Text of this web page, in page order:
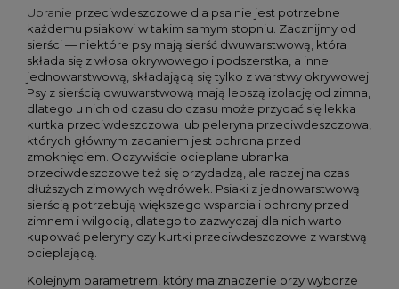
Ubranie przeciwdeszczowe dla psa nie jest potrzebne
każdemu psiakowi w takim samym stopniu. Zacznijmy od
sierści — niektóre psy mają sierść dwuwarstwową, która
składa się z włosa okrywowego i podszerstka, a inne
jednowarstwową, składającą się tylko z warstwy okrywowej.
Psy z sierścią dwuwarstwową mają lepszą izolację od zimna,
dlatego u nich od czasu do czasu może przydać się lekka
kurtka przeciwdeszczowa lub peleryna przeciwdeszczowa,
których głównym zadaniem jest ochrona przed
zmoknięciem. Oczywiście ocieplane ubranka
przeciwdeszczowe też się przydadzą, ale raczej na czas
dłuższych zimowych wędrówek. Psiaki z jednowarstwową
sierścią potrzebują większego wsparcia i ochrony przed
zimnem i wilgocią, dlatego to zazwyczaj dla nich warto
kupować peleryny czy kurtki przeciwdeszczowe z warstwą
ocieplającą.
Kolejnym parametrem, który ma znaczenie przy wyborze